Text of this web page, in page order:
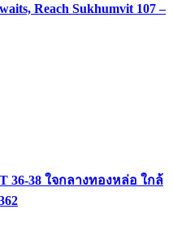
Reach Sukhumvit 107 –
36-38 ใจกลางทองหล่อ ใกล้